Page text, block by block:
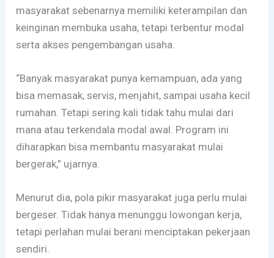
masyarakat sebenarnya memiliki keterampilan dan
keinginan membuka usaha, tetapi terbentur modal
serta akses pengembangan usaha.
“Banyak masyarakat punya kemampuan, ada yang
bisa memasak, servis, menjahit, sampai usaha kecil
rumahan. Tetapi sering kali tidak tahu mulai dari
mana atau terkendala modal awal. Program ini
diharapkan bisa membantu masyarakat mulai
bergerak,” ujarnya.
Menurut dia, pola pikir masyarakat juga perlu mulai
bergeser. Tidak hanya menunggu lowongan kerja,
tetapi perlahan mulai berani menciptakan pekerjaan
sendiri.